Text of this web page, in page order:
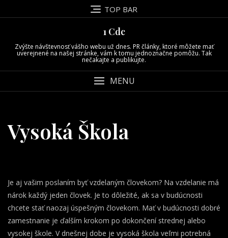
to
TOP BAR
1 Cdc
Zvýšte návštevnosť vášho webu už dnes. PR články, ktoré môžete mať
uverejnené na našej stránke, vám k tomu jednoznačne pomôžu. Tak
nečakajte a publikujte.
MENU
Vysoká Škola
Je aj vašim poslaním byť vzdelaným človekom? Na vzdelanie má
nárok každý jeden človek. Je to dôležité, ak sa v budúcnosti
chcete stať naozaj úspešným človekom. Mať v budúcnosti dobré
zamestnanie je ďalším krokom po dokončení strednej alebo
vysokej škole. V dnešnej dobe je vysoká škola veľmi potrebná